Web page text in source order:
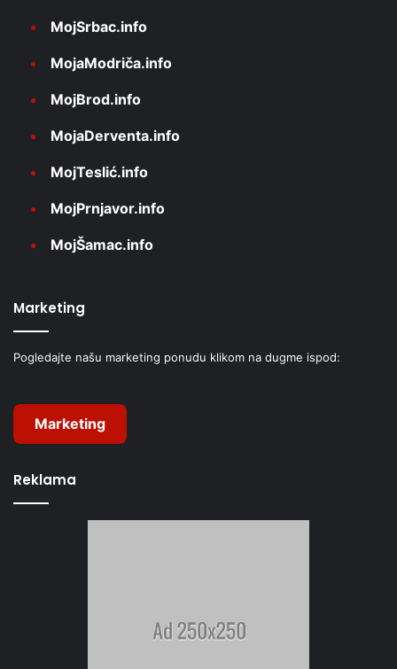
MojSrbac.info
MojaModriča.info
MojBrod.info
MojaDerventa.info
MojTeslić.info
MojPrnjavor.info
MojŠamac.info
Marketing
Pogledajte našu marketing ponudu klikom na dugme ispod:
Marketing
Reklama